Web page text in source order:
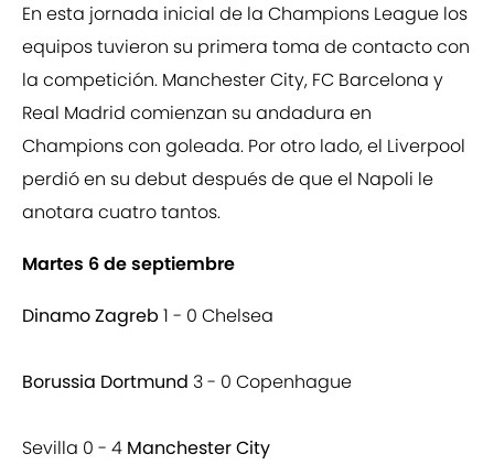
En esta jornada inicial de la Champions League los
equipos tuvieron su primera toma de contacto con
la competición. Manchester City, FC Barcelona y
Real Madrid comienzan su andadura en
Champions con goleada. Por otro lado, el Liverpool
perdió en su debut después de que el Napoli le
anotara cuatro tantos.
Martes 6 de septiembre
Dinamo Zagreb 1 - 0 Chelsea
Borussia Dortmund 3 - 0 Copenhague
Sevilla 0 - 4 Manchester City